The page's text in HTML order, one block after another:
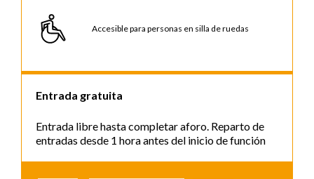
Accesible para personas en silla de ruedas
Entrada gratuita
Entrada libre hasta completar aforo. Reparto de
entradas desde 1 hora antes del inicio de función